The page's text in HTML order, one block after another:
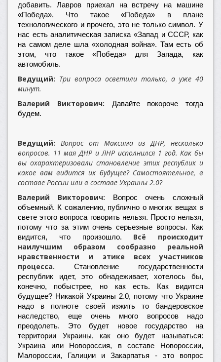
добавить. Лавров приехал на встречу на машине
«Победа». Что такое «Победа» в плане
технологического и прочего, это не только символ. У
нас есть аналитическая записка «Запад и СССР, как
на самом деле шла «холодная война». Там есть об
этом, что такое «Победа» для Запада, как
автомобиль.
Ведущий: Три вопроса осветили только, а уже 40
минут.
Валерий Викторович: Давайте покороче тогда
будем.
Ведущий: Вопрос от Максима из ДНР, несколько
вопросов. 11 мая ДНР и ЛНР исполнился 1 год. Как бы
вы охарактеризовали становление этих республик и
какое вам видится их будущее? Самостоятельное, в
составе России или в составе Украины 2.0?
Валерий Викторович: Вопрос очень сложный
объемный. К сожалению, публично о многих вещах в
свете этого вопроса говорить нельзя. Просто нельзя,
потому что за этим очень серьезные вопросы. Как
видится, что произошло. Всё происходит
наилучшим образом сообразно реальной
нравственности и этике всех участников
процесса. Становление государственности
республик идет, это обнадеживает, хотелось бы,
конечно, побыстрее, но как есть. Как видится
будущее? Никакой Украины 2.0, потому что Украине
надо в полноте своей изжить то бандеровское
наследство, еще очень много вопросов надо
преодолеть. Это будет новое государство на
территории Украины, как оно будет называться:
Украина или Новороссия, в составе Новороссии,
Малороссии, Галиции и Закарпатья - это вопрос